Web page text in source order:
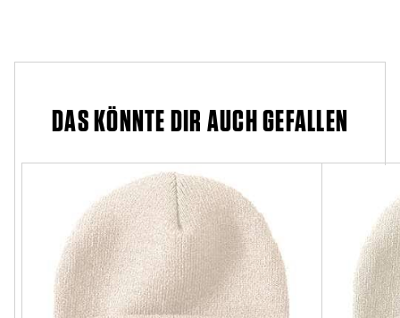
DAS KÖNNTE DIR AUCH GEFALLEN